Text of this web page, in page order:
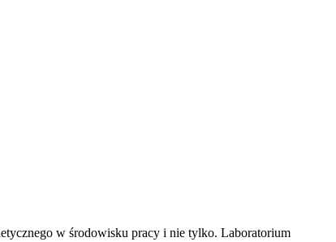
w środowisku pracy i nie tylko. Laboratorium